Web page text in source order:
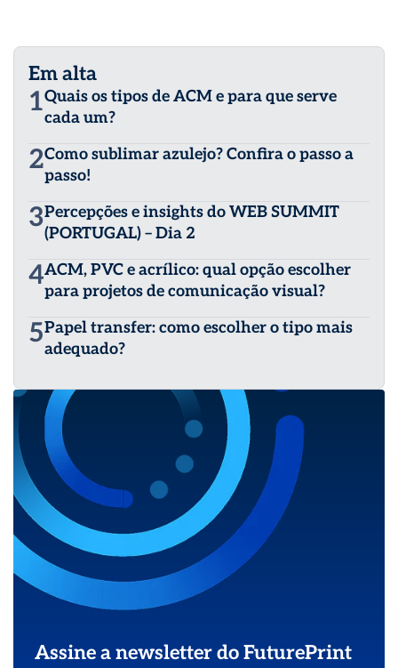
Em alta
1Quais os tipos de ACM e para que serve
cada um?
2Como sublimar azulejo? Confira o passo a
passo!
3Percepções e insights do WEB SUMMIT
(PORTUGAL) – Dia 2
4ACM, PVC e acrílico: qual opção escolher
para projetos de comunicação visual?
5Papel transfer: como escolher o tipo mais
adequado?
Assine a newsletter do FuturePrint